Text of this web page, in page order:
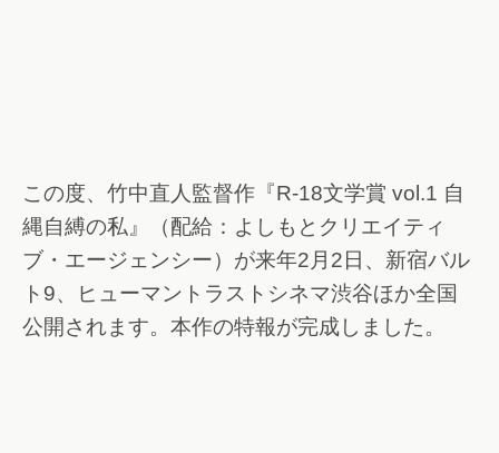
この度、竹中直人監督作『R-18文学賞 vol.1 自
縄自縛の私』（配給：よしもとクリエイティ
ブ・エージェンシー）が来年2月2日、新宿バル
ト9、ヒューマントラストシネマ渋谷ほか全国
公開されます。本作の特報が完成しました。